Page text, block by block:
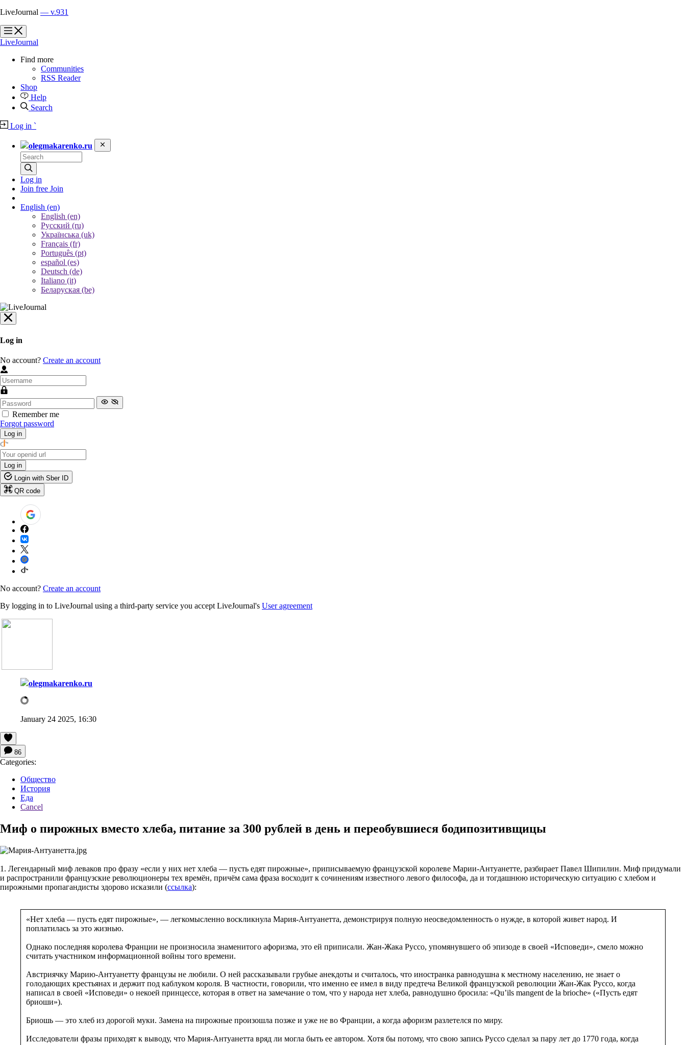
LiveJournal — v.931
?
?
LiveJournal
Find more
Communities
RSS Reader
Shop
Help
Search
Log in `
olegmakarenko.ru
Log in
Join free Join
English (en)
English (en)
Русский (ru)
Українська (uk)
Français (fr)
Português (pt)
español (es)
Deutsch (de)
Italiano (it)
Беларуская (be)
Log in
No account? Create an account
Remember me
Forgot password
Log in
Log in
Login with Sber ID
QR code
No account? Create an account
By logging in to LiveJournal using a third-party service you accept LiveJournal's User agreement
olegmakarenko.ru
January 24 2025, 16:30
86
Categories:
Общество
История
Еда
Cancel
Миф о пирожных вместо хлеба, питание за 300 рублей в день и переобувшиеся бодипозитивщицы
1. Легендарный миф леваков про фразу «если у них нет хлеба — пусть едят пирожные», приписываемую французской королеве Марии-Антуанетте, разбирает Павел Шипилин. Миф придумали
и распространили французские революционеры тех времён, причём сама фраза восходит к сочинениям известного левого философа, да и тогдашнюю историческую ситуацию с хлебом и
пирожными пропагандисты здорово исказили (ссылка):
«Нет хлеба — пусть едят пирожные», — легкомысленно воскликнула Мария-Антуанетта, демонстрируя полную неосведомленность о нужде, в которой живет народ. И
поплатилась за это жизнью.
Однако последняя королева Франции не произносила знаменитого афоризма, это ей приписали. Жан-Жака Руссо, упомянувшего об эпизоде в своей «Исповеди», смело можно
считать участником информационной войны того времени.
Австриячку Марию-Антуанетту французы не любили. О ней рассказывали грубые анекдоты и считалось, что иностранка равнодушна к местному населению, не знает о
голодающих крестьянах и держит под каблуком короля. В частности, говорили, что именно ее имел в виду предтеча Великой французской революции Жан-Жак Руссо, когда
написал в своей «Исповеди» о некоей принцессе, которая в ответ на замечание о том, что у народа нет хлеба, равнодушно бросила: «Qu’ils mangent de la brioche» («Пусть едят
бриоши»).
Бриошь — это хлеб из дорогой муки. Замена на пирожные произошла позже и уже не во Франции, а когда афоризм разлетелся по миру.
Исследователи фразы приходят к выводу, что Мария-Антуанетта вряд ли могла быть ее автором. Хотя бы потому, что свою запись Руссо сделал за пару лет до 1770 года, когда